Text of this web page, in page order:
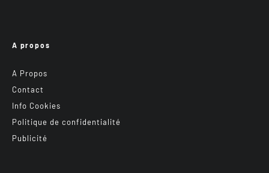
A propos
A Propos
Contact
Info Cookies
Politique de confidentialité
Publicité